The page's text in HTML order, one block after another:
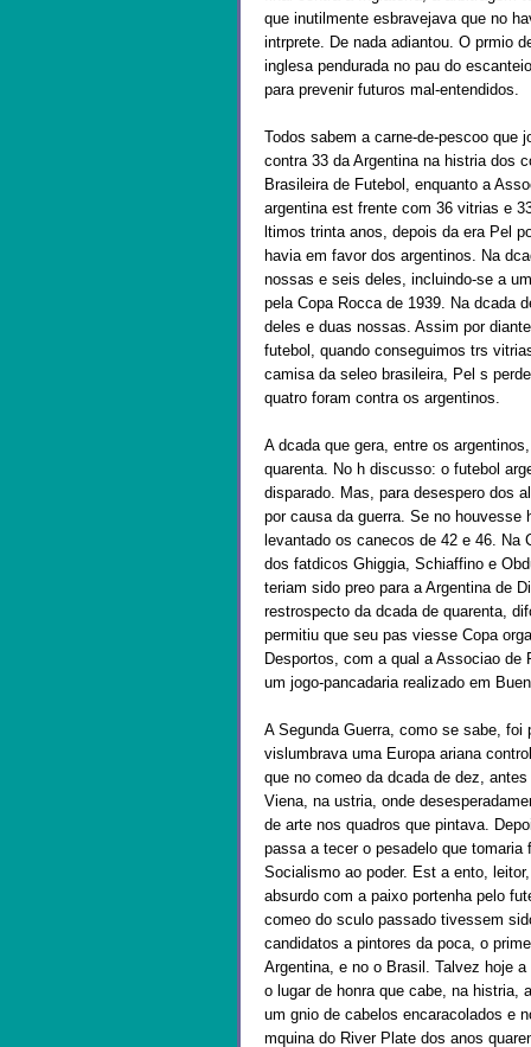
que inutilmente esbravejava que no
intrprete. De nada adiantou. O prmio
inglesa pendurada no pau do
para prevenir futuros mal-entendidos.
Todos sabem a carne-de-pescoo que
contra 33 da Argentina na histria dos
Brasileira de Futebol, enquanto a
argentina est frente com 36 vitrias e
ltimos trinta anos, depois da era Pel
havia em favor dos argentinos. Na
nossas e seis deles, incluindo-se a
pela Copa Rocca de 1939. Na dcada
deles e duas nossas. Assim por
futebol, quando conseguimos trs
camisa da seleo brasileira, Pel s
quatro foram contra os argentinos.
A dcada que gera, entre os
quarenta. No h discusso: o futebol
disparado. Mas, para desespero dos
por causa da guerra. Se no houvesse
levantado os canecos de 42 e 46. Na
dos fatdicos Ghiggia, Schiaffino e
teriam sido preo para a Argentina de
restrospecto da dcada de quarenta,
permitiu que seu pas viesse Copa
Desportos, com a qual a Associao de
um jogo-pancadaria realizado em
A Segunda Guerra, como se sabe, foi
vislumbrava uma Europa ariana
que no comeo da dcada de dez,
Viena, na ustria, onde
de arte nos quadros que pintava.
passa a tecer o pesadelo que
Socialismo ao poder. Est a ento,
absurdo com a paixo portenha pelo
comeo do sculo passado tivessem
candidatos a pintores da poca, o
Argentina, e no o Brasil. Talvez hoje
o lugar de honra que cabe, na histria,
um gnio de cabelos encaracolados e
mquina do River Plate dos anos